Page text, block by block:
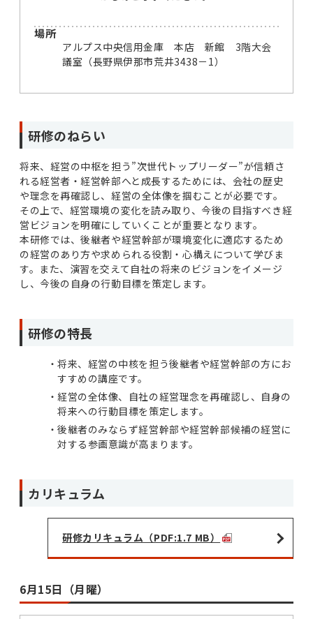
場所
アルプス中央信用金庫 本店 新館 3階大会
議室（長野県伊那市荒井3438－1）
研修のねらい
将来、経営の中枢を担う”次世代トップリーダー”が信頼さ
れる経営者・経営幹部へと成長するためには、会社の歴史
や理念を再確認し、経営の全体像を掴むことが必要です。
その上で、経営環境の変化を読み取り、今後の目指すべき経
営ビジョンを明確にしていくことが重要となります。
本研修では、後継者や経営幹部が環境変化に適応するため
の経営のあり方や求められる役割・心構えについて学びま
す。また、演習を交えて自社の将来のビジョンをイメージ
し、今後の自身の行動目標を策定します。
研修の特長
将来、経営の中核を担う後継者や経営幹部の方にお
すすめの講座です。
経営の全体像、自社の経営理念を再確認し、自身の
将来への行動目標を策定します。
後継者のみならず経営幹部や経営幹部候補の経営に
対する参画意識が高まります。
カリキュラム
研修カリキュラム（PDF:1.7 MB）
6月15日（月曜）